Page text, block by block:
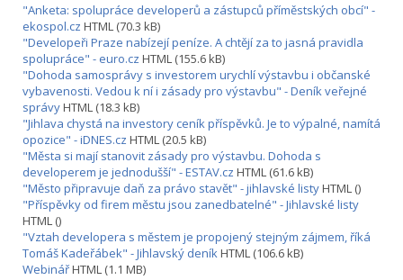
"Anketa: spolupráce developerů a zástupců příměstských obcí" -
ekospol.cz HTML (70.3 kB)
"Developeři Praze nabízejí peníze. A chtějí za to jasná pravidla
spolupráce" - euro.cz HTML (155.6 kB)
"Dohoda samosprávy s investorem urychlí výstavbu i občanské
vybavenosti. Vedou k ní i zásady pro výstavbu" - Deník veřejné
správyHTML (18.3 kB)
"Jihlava chystá na investory ceník příspěvků. Je to výpalné, namítá
opozice" - iDNES.cz HTML (20.5 kB)
"Města si mají stanovit zásady pro výstavbu. Dohoda s
developerem je jednodušší" - ESTAV.cz HTML (61.6 kB)
"Město připravuje daň za právo stavět" - jihlavské listyHTML ()
"Příspěvky od firem městu jsou zanedbatelné" - Jihlavské listy
HTML ()
"Vztah developera s městem je propojený stejným zájmem, říká
Tomáš Kadeřábek" - Jihlavský deníkHTML (106.6 kB)
WebinářHTML (1.1 MB)